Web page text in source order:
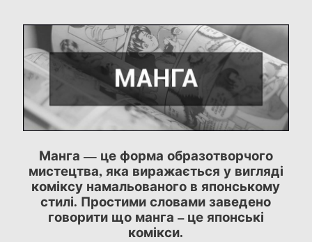
Манга — це форма образотворчого
мистецтва, яка виражається у вигляді
коміксу намальованого в японському
стилі. Простими словами заведено
говорити що манга – це японські
комікси.